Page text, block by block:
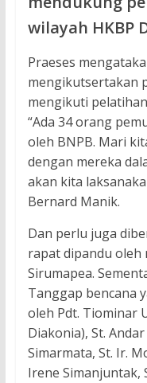
wilayah HKBP
Praeses
mengikutsertakan
mengikuti
“Ada 34 orang
oleh BNPB. Mari
dengan mereka
akan kita
Bernard Manik.
Dan perlu juga
rapat dipandu oleh
Sirumapea.
Tanggap bencana
oleh Pdt. Tiominar
Diakonia), St.
Simarmata, St. Ir.
Irene Simanjuntak,